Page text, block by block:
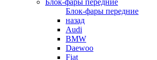
Блок-фары передние
Блок-фары передние
назад
Audi
BMW
Daewoo
Fiat